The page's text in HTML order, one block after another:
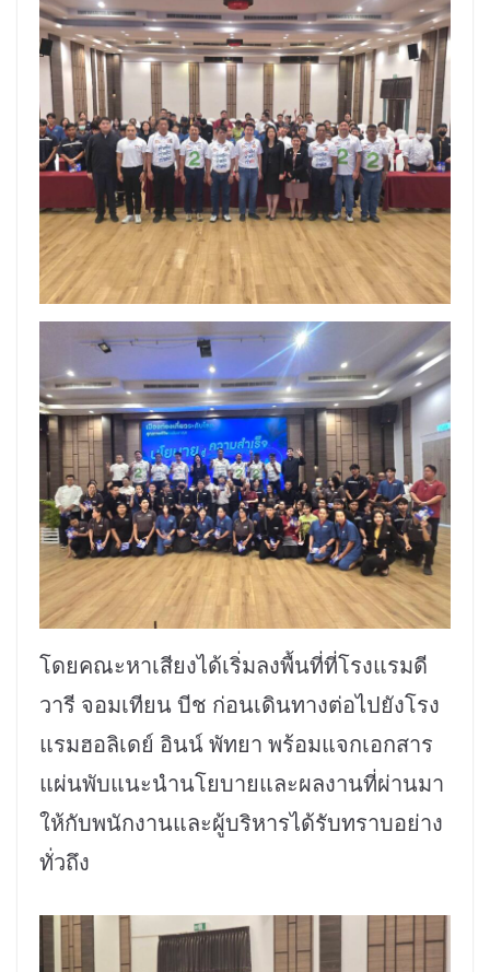
โดยคณะหาเสียงได้เริ่มลงพื้นที่ที่โรงแรมดี
วารี จอมเทียน บีช ก่อนเดินทางต่อไปยังโรง
แรมฮอลิเดย์ อินน์ พัทยา พร้อมแจกเอกสาร
แผ่นพับแนะนำนโยบายและผลงานที่ผ่านมา
ให้กับพนักงานและผู้บริหารได้รับทราบอย่าง
ทั่วถึง